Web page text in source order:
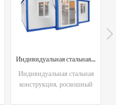
Индивидуальная стальная конструкция, роскошный современный дизайн, расширяемый контейнерный жилой дом на продажу
Индивидуальная стальная
конструкция, роскошный